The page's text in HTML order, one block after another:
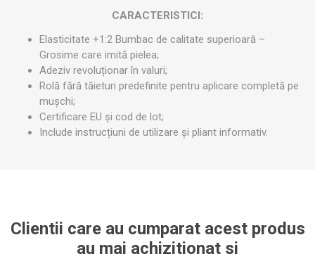
CARACTERISTICI:
Elasticitate +1:2 Bumbac de calitate superioară –
Grosime care imită pielea;
Adeziv revoluționar în valuri;
Rolă fără tăieturi predefinite pentru aplicare completă pe
mușchi;
Certificare EU și cod de lot;
Include instrucțiuni de utilizare și pliant informativ.
Clientii care au cumparat acest produs
au mai achizitionat si